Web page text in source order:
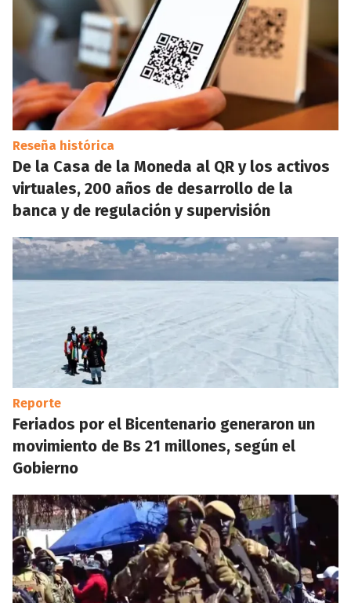
Reseña histórica
De la Casa de la Moneda al QR y los activos
virtuales, 200 años de desarrollo de la
banca y de regulación y supervisión
Reporte
Feriados por el Bicentenario generaron un
movimiento de Bs 21 millones, según el
Gobierno